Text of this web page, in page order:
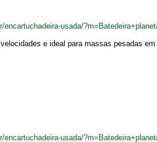
encartuchadeira-usada/
e ideal para massas pesadas
encartuchadeira-usada/